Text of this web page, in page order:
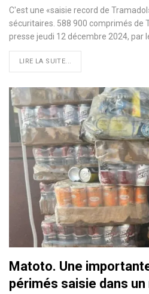
C'est une «saisie record de
sécuritaires. 588 900 comprimés de
presse jeudi 12 décembre 2024, par
LIRE LA SUITE...
Matoto. Une
périmés saisie dans un